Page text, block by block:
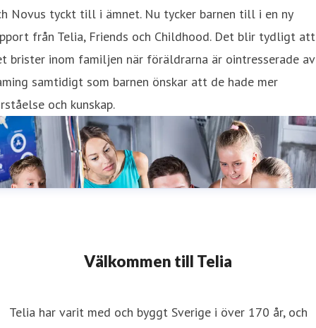
Novus tyckt till i ämnet. Nu tycker barnen till i en ny
från Telia, Friends och Childhood. Det blir tydligt att
brister inom familjen när föräldrarna är ointresserade av
samtidigt som barnen önskar att de hade mer
och kunskap.
Välkommen till Telia
Telia har varit med och byggt Sverige i över 170 år, och